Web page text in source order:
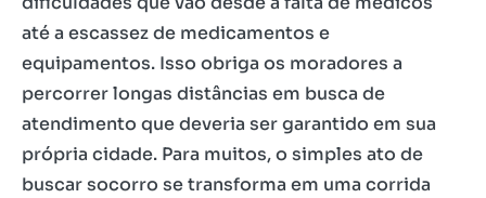
até a escassez de medicamentos e
equipamentos. Isso obriga os moradores a
percorrer longas distâncias em busca de
atendimento que deveria ser garantido em sua
própria cidade. Para muitos, o simples ato de
buscar socorro se transforma em uma corrida